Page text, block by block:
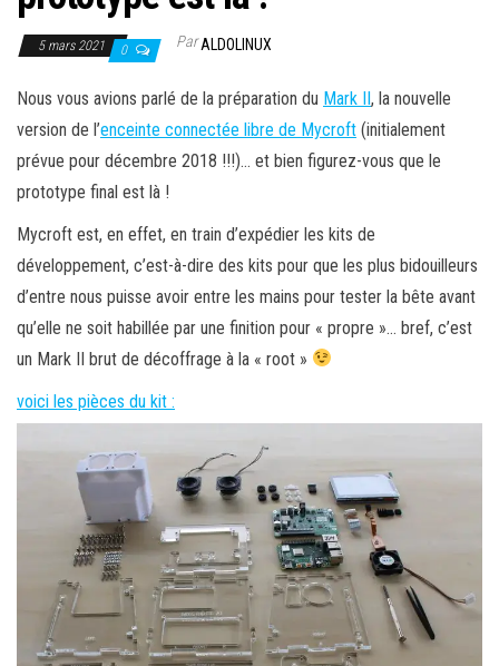
5 mars 2021 0 ParALDOLINUX
Nous vous avions parlé de la préparation du Mark II, la nouvelle
version de l’enceinte connectée libre de Mycroft (initialement
prévue pour décembre 2018 !!!)… et bien figurez-vous que le
prototype final est là !
Mycroft est, en effet, en train d’expédier les kits de
développement, c’est-à-dire des kits pour que les plus bidouilleurs
d’entre nous puisse avoir entre les mains pour tester la bête avant
qu’elle ne soit habillée par une finition pour « propre »… bref, c’est
un Mark II brut de décoffrage à la « root »
voici les pièces du kit :